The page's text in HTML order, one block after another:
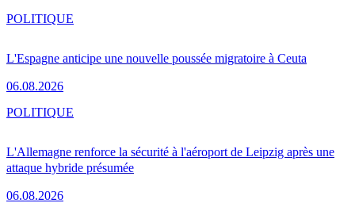
L'Espagne anticipe une nouvelle poussée migratoire à Ceuta
06.08.2026
POLITIQUE
L'Allemagne renforce la sécurité à l'aéroport de Leipzig après une
attaque hybride présumée
06.08.2026
POLITIQUE